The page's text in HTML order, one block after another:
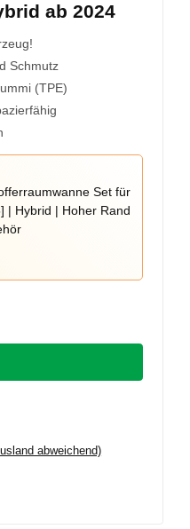
ab 2024
Schmutz
(TPE)
Set für
| Hybrid | Hoher Rand
abweichend)